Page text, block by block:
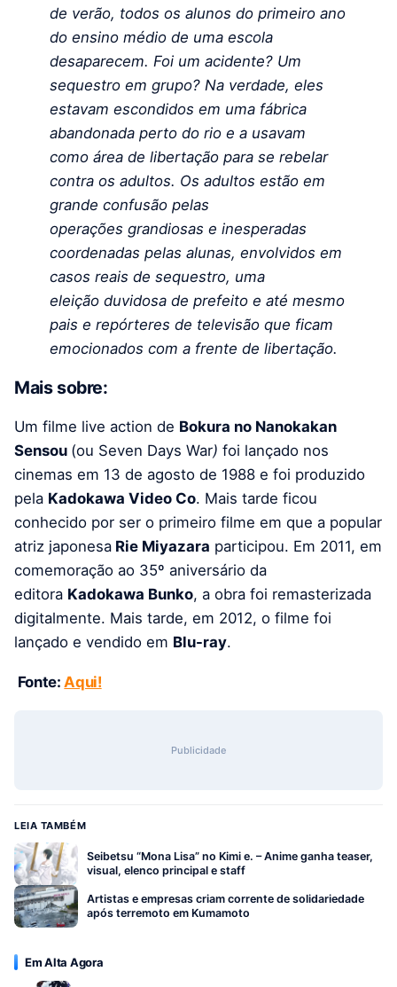
de verão, todos os alunos do primeiro ano
do ensino médio de uma escola
desaparecem. Foi um acidente? Um
sequestro em grupo? Na verdade, eles
estavam escondidos em uma fábrica
abandonada perto do rio e a usavam
como área de libertação para se rebelar
contra os adultos. Os adultos estão em
grande confusão pelas
operações grandiosas e inesperadas
coordenadas pelas alunas, envolvidos em
casos reais de sequestro, uma
eleição duvidosa de prefeito e até mesmo
pais e repórteres de televisão que ficam
emocionados com a frente de libertação.
Mais sobre:
Um filme live action de Bokura no Nanokakan
Sensou (ou Seven Days War) foi lançado nos
cinemas em 13 de agosto de 1988 e foi produzido
pela Kadokawa Video Co. Mais tarde ficou
conhecido por ser o primeiro filme em que a popular
atriz japonesa Rie Miyazara participou. Em 2011, em
comemoração ao 35º aniversário da
editora Kadokawa Bunko, a obra foi remasterizada
digitalmente. Mais tarde, em 2012, o filme foi
lançado e vendido em Blu-ray.
Fonte: Aqui!
Publicidade
LEIA TAMBÉM
Seibetsu “Mona Lisa” no Kimi e. – Anime ganha teaser,
visual, elenco principal e staff
Artistas e empresas criam corrente de solidariedade
após terremoto em Kumamoto
Em Alta Agora